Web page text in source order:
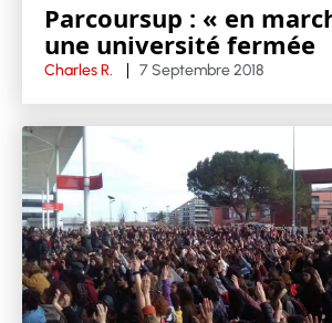
Parcoursup : « en
une université fermée
Charles R. 7 Septembre 2018